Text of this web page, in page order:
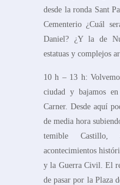
desde la ronda Sant
Cementerio ¿Cuál
Daniel? ¿Y la de
estatuas y complejos
10 h – 13 h:
ciudad y bajamos
Carner. Desde aquí
de media hora
temible Castillo,
acontecimientos
y la Guerra Civil. El
de pasar por la Plaza